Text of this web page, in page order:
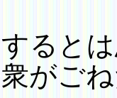
すると
がご